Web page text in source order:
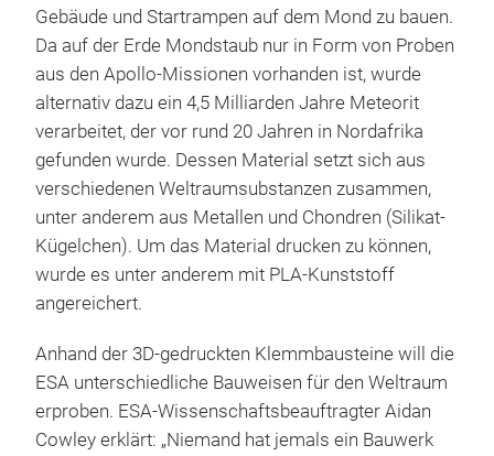
Gebäude und Startrampen auf dem Mond zu bauen.
Da auf der Erde Mondstaub nur in Form von Proben
aus den Apollo-Missionen vorhanden ist, wurde
alternativ dazu ein 4,5 Milliarden Jahre Meteorit
verarbeitet, der vor rund 20 Jahren in Nordafrika
gefunden wurde. Dessen Material setzt sich aus
verschiedenen Weltraumsubstanzen zusammen,
unter anderem aus Metallen und Chondren (Silikat-
Kügelchen). Um das Material drucken zu können,
wurde es unter anderem mit PLA-Kunststoff
angereichert.
Anhand der 3D-gedruckten Klemmbausteine will die
ESA unterschiedliche Bauweisen für den Weltraum
erproben. ESA-Wissenschaftsbeauftragter Aidan
Cowley erklärt: „Niemand hat jemals ein Bauwerk